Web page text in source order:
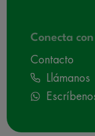
Conecta
Contacto
Llámanos